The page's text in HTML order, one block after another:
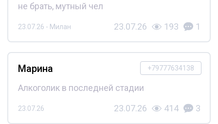
не брать, мутный чел
23.07.26 - Милан 23.07.26 193 1
+79777634138
Марина
Алкоголик в последней стадии
23.07.26 23.07.26 414 3